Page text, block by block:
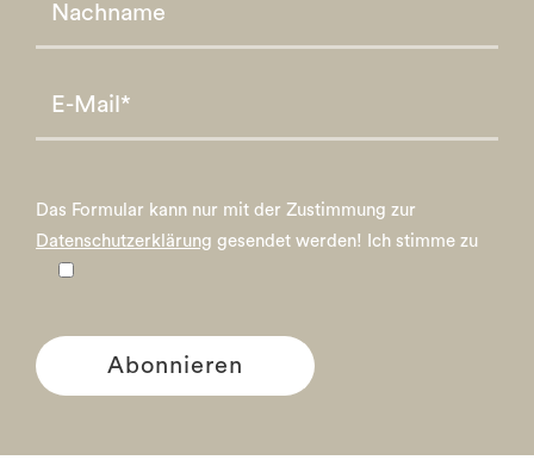
Das Formular kann nur mit der Zustimmung zur
Datenschutzerklärung gesendet werden! Ich stimme zu